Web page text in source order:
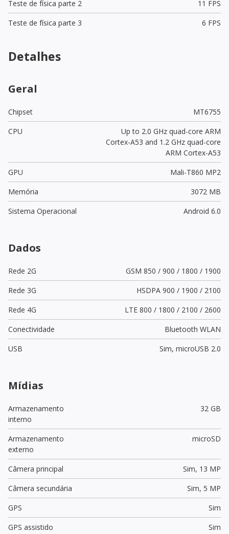
Teste de física parte 2
11 FPS
Teste de física parte 3
6 FPS
Detalhes
Geral
Chipset
MT6755
CPU
Up to 2.0 GHz quad-core ARM
Cortex-A53 and 1.2 GHz quad-core
ARM Cortex-A53
GPU
Mali-T860 MP2
Memória
3072 MB
Sistema Operacional
Android 6.0
Dados
Rede 2G
GSM 850 / 900 / 1800 / 1900
Rede 3G
HSDPA 900 / 1900 / 2100
Rede 4G
LTE 800 / 1800 / 2100 / 2600
Conectividade
Bluetooth WLAN
USB
Sim, microUSB 2.0
Mídias
Armazenamento
interno
32 GB
Armazenamento
externo
microSD
Câmera principal Sim, 13 MP
Câmera secundária
Sim, 5 MP
GPS
Sim
GPS assistido
Sim